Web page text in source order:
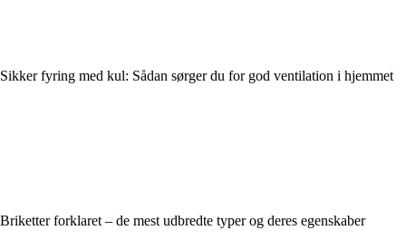
Sikker fyring med kul: Sådan sørger du for god ventilation i hjemmet
Briketter forklaret – de mest udbredte typer og deres egenskaber